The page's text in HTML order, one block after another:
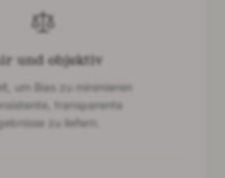
und objektiv
um Bias zu minimieren
transparente
zu liefern.